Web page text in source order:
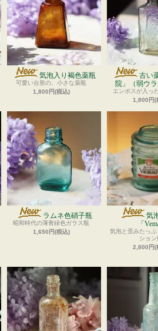
気泡入り褐色薬瓶
可愛い台形の、小さな薬瓶
1,800円(税込)
古い
院」（弱ウラ
エンボスが入っ
1,800円(
ラムネ色硝子瓶
昭和時代の薄青緑色ガラス瓶
1,650円(税込)
気
「
気泡と歪みたっ
ション
2,800円(